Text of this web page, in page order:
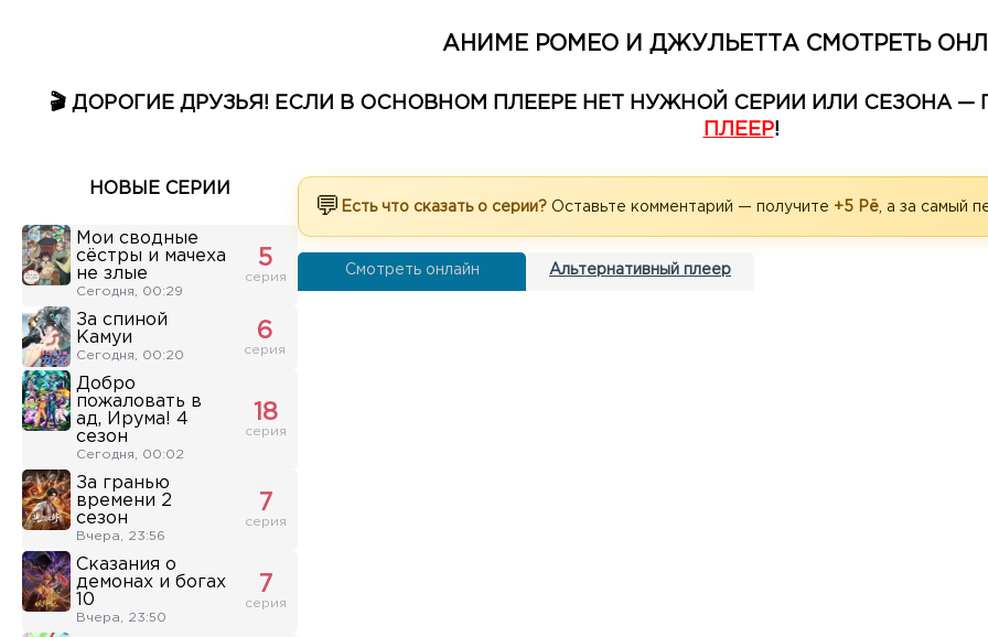
АНИМЕ РОМЕО И ДЖУЛЬЕТТА СМОТРЕТЬ
🎬 ДОРОГИЕ ДРУЗЬЯ! ЕСЛИ В ОСНОВНОМ ПЛЕЕРЕ НЕТ НУЖНОЙ СЕРИИ ИЛИ СЕЗОНА
ПЛЕЕР!
НОВЫЕ СЕРИИ
Мои сводные
сёстры и мачеха
не злые
Сегодня, 00:29
5
серия
За спиной
Камуи
Сегодня, 00:20
6
серия
Добро
пожаловать в
ад, Ирума! 4
сезон
Сегодня, 00:02
18
серия
За гранью
времени 2
сезон
Вчера, 23:56
7
серия
Сказания о
демонах и богах
10
Вчера, 23:50
7
серия
💬 Есть что сказать о серии? Оставьте комментарий — получите +5 Рё , а за самый
Смотреть онлайн Альтернативный плеер